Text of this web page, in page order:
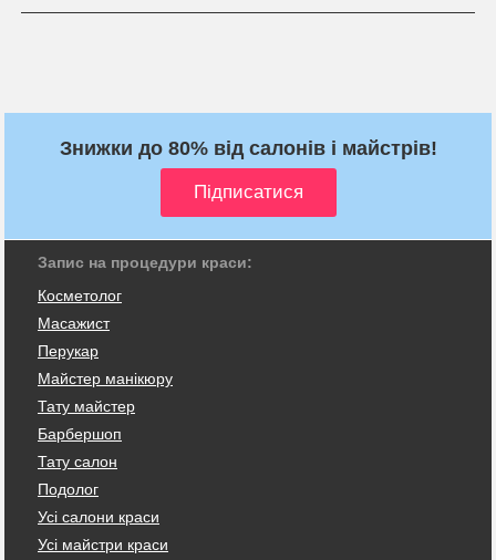
Знижки до 80% від салонів і майстрів!
Запис на процедури краси:
Косметолог
Масажист
Перукар
Майстер манікюру
Тату майстер
Барбершоп
Тату салон
Подолог
Усі салони краси
Усі майстри краси